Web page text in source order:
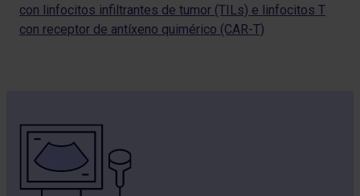
con linfocitos infiltrantes de tumor (TILs) e linfocitos T
con receptor de antíxeno quimérico (CAR-T)